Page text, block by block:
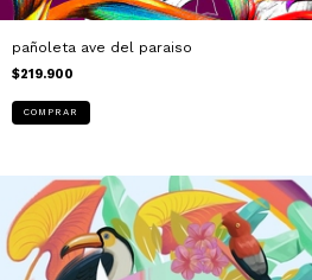
pañoleta ave del paraiso
$219.900